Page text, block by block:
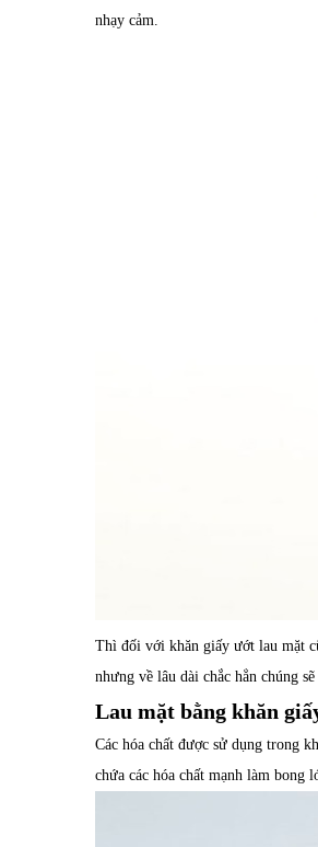
nhạy cảm.
Thì đối với khăn giấy ướt lau mặt
nhưng về lâu dài chắc hẳn chúng
Lau mặt bằng khăn
Các hóa chất được sử dụng trong
chứa các hóa chất mạnh làm bong